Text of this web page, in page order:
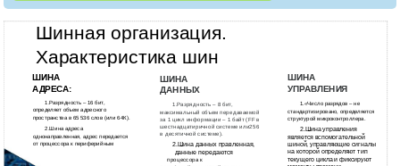
Шинная организация.
Характеристика шин
ШИНА
АДРЕСА:
1.Разрядность – 16 бит,
определяет объем адресного
пространства в 65 536 слов (или 64К).
2.Шина адреса
однонаправленная, адрес передается
от процессора к периферийным
ШИНА
ДАННЫХ
1.Разрядность – 8 бит,
максимальный объемпередаваемой
за 1 цикл информации – 1 байт (FF в
шестнадцатиричной системе или256
в десятичной системе).
2.Шина данных правленная,
данные передаются
процессора к
ШИНА
УПРАВЛЕНИЯ
1.«Число разрядов – не
стандартизировано, определяется
структурой микроконтроллера.
2.Шина управления
является вспомогательной
шиной, управляющие сигналы
на которой определяют тип
текущего цикла и фиксируют